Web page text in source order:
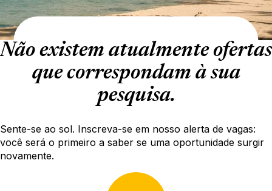
Não existem atualmente ofertas
que correspondam à sua
pesquisa.
Sente-se ao sol. Inscreva-se em nosso alerta de vagas:
você será o primeiro a saber se uma oportunidade surgir
novamente.